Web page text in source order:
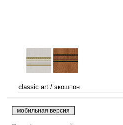
classic art / экошпон